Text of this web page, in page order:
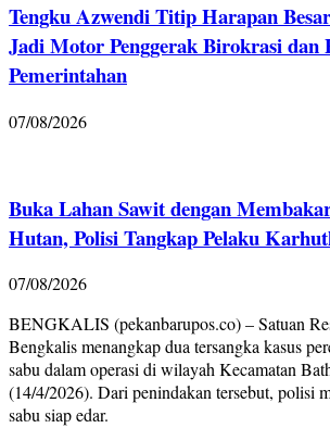
Tengku Azwendi Titip Harapan
Jadi Motor Penggerak Birokrasi dan
Pemerintahan
07/08/2026
Buka Lahan Sawit dengan
Hutan, Polisi Tangkap Pelaku
07/08/2026
BENGKALIS (pekanbarupos.co) – Satuan
Bengkalis menangkap dua tersangka kasus
sabu dalam operasi di wilayah Kecamatan
(14/4/2026). Dari penindakan tersebut, polisi
sabu siap edar.